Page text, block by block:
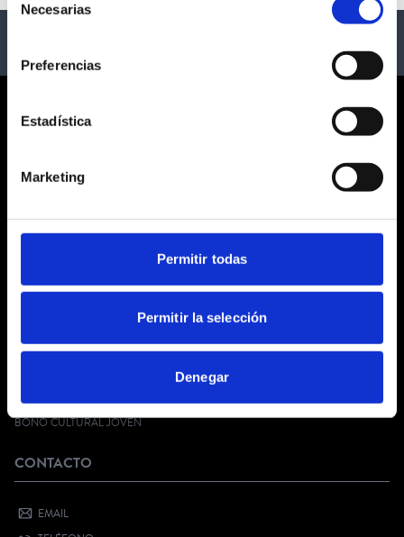
de Necesarias
Preferencias
Estadística
Marketing
Permitir todas
Permitir la selección
Denegar
CORPORATE
CONDICIONES GENERALES
SERVICIO AL CLIENTE
FAQ
¿QUIERES VENDER CON NOSOTROS?
BONO CULTURAL JOVEN
CONTACTO
EMAIL